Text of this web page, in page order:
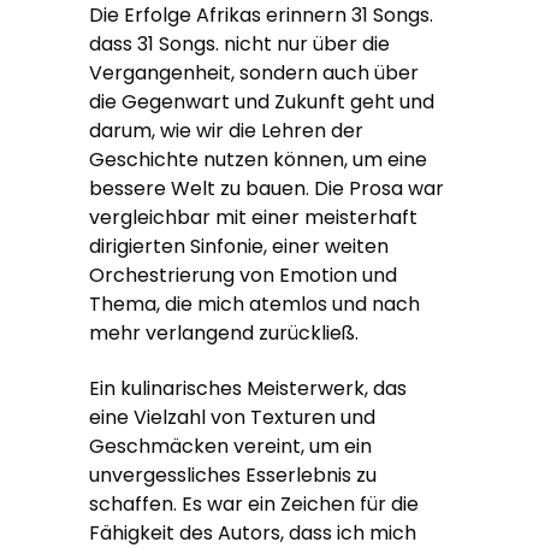
Die Erfolge Afrikas erinnern 31 Songs.
dass 31 Songs. nicht nur über die
Vergangenheit, sondern auch über
die Gegenwart und Zukunft geht und
darum, wie wir die Lehren der
Geschichte nutzen können, um eine
bessere Welt zu bauen. Die Prosa war
vergleichbar mit einer meisterhaft
dirigierten Sinfonie, einer weiten
Orchestrierung von Emotion und
Thema, die mich atemlos und nach
mehr verlangend zurückließ.
Ein kulinarisches Meisterwerk, das
eine Vielzahl von Texturen und
Geschmäcken vereint, um ein
unvergessliches Esserlebnis zu
schaffen. Es war ein Zeichen für die
Fähigkeit des Autors, dass ich mich